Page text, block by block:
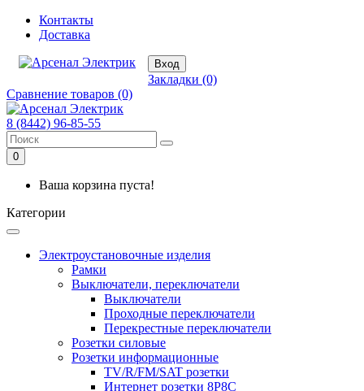
Контакты
Доставка
Вход
Закладки (0)
Сравнение товаров (0)
8 (8442) 96-85-55
0
Ваша корзина пуста!
Категории
Электроустановочные изделия
Рамки
Выключатели, переключатели
Выключатели
Проходные переключатели
Перекрестные переключатели
Розетки силовые
Розетки информационные
TV/R/FM/SAT розетки
Интернет розетки 8P8C